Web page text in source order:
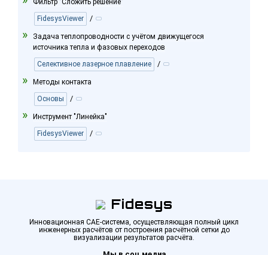
FidesysViewer
/
Задача теплопроводности с учётом движущегося
источника тепла и фазовых переходов
Селективное лазерное плавление
/
Методы контакта
Основы
/
Инструмент "Линейка"
FidesysViewer
/
Fidesys
Инновационная CAE-система, осуществляющая полный цикл
инженерных расчётов от построения расчётной сетки до
визуализации результатов расчёта.